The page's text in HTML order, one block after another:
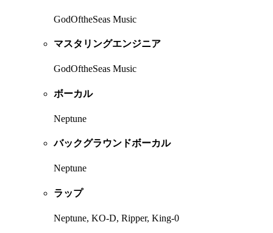
GodOftheSeas Music
マスタリングエンジニア
GodOftheSeas Music
ボーカル
Neptune
バックグラウンドボーカル
Neptune
ラップ
Neptune, KO-D, Ripper, King-0